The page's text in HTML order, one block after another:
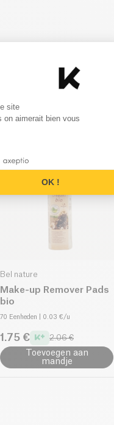
Bel nature
Make-up Remover Pads
bio
70 Eenheden | 0.03 €/u
1.75 € 2.06 €
Toevoegen aan
mandje
site
on aimerait bien vous
OK !